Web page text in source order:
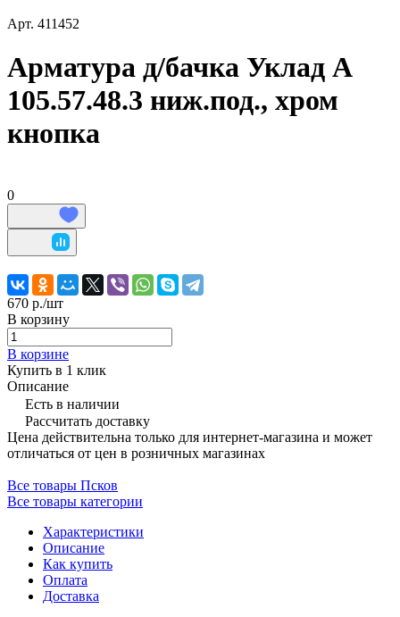
Арт. 411452
Арматура д/бачка Уклад А
105.57.48.3 ниж.под., хром
кнопка
0
670 р./шт
В корзину
В корзине
Купить в 1 клик
Описание
Есть в наличии
Рассчитать доставку
Цена действительна только для интернет-магазина и может
отличаться от цен в розничных магазинах
Все товары Псков
Все товары категории
Характеристики
Описание
Как купить
Оплата
Доставка